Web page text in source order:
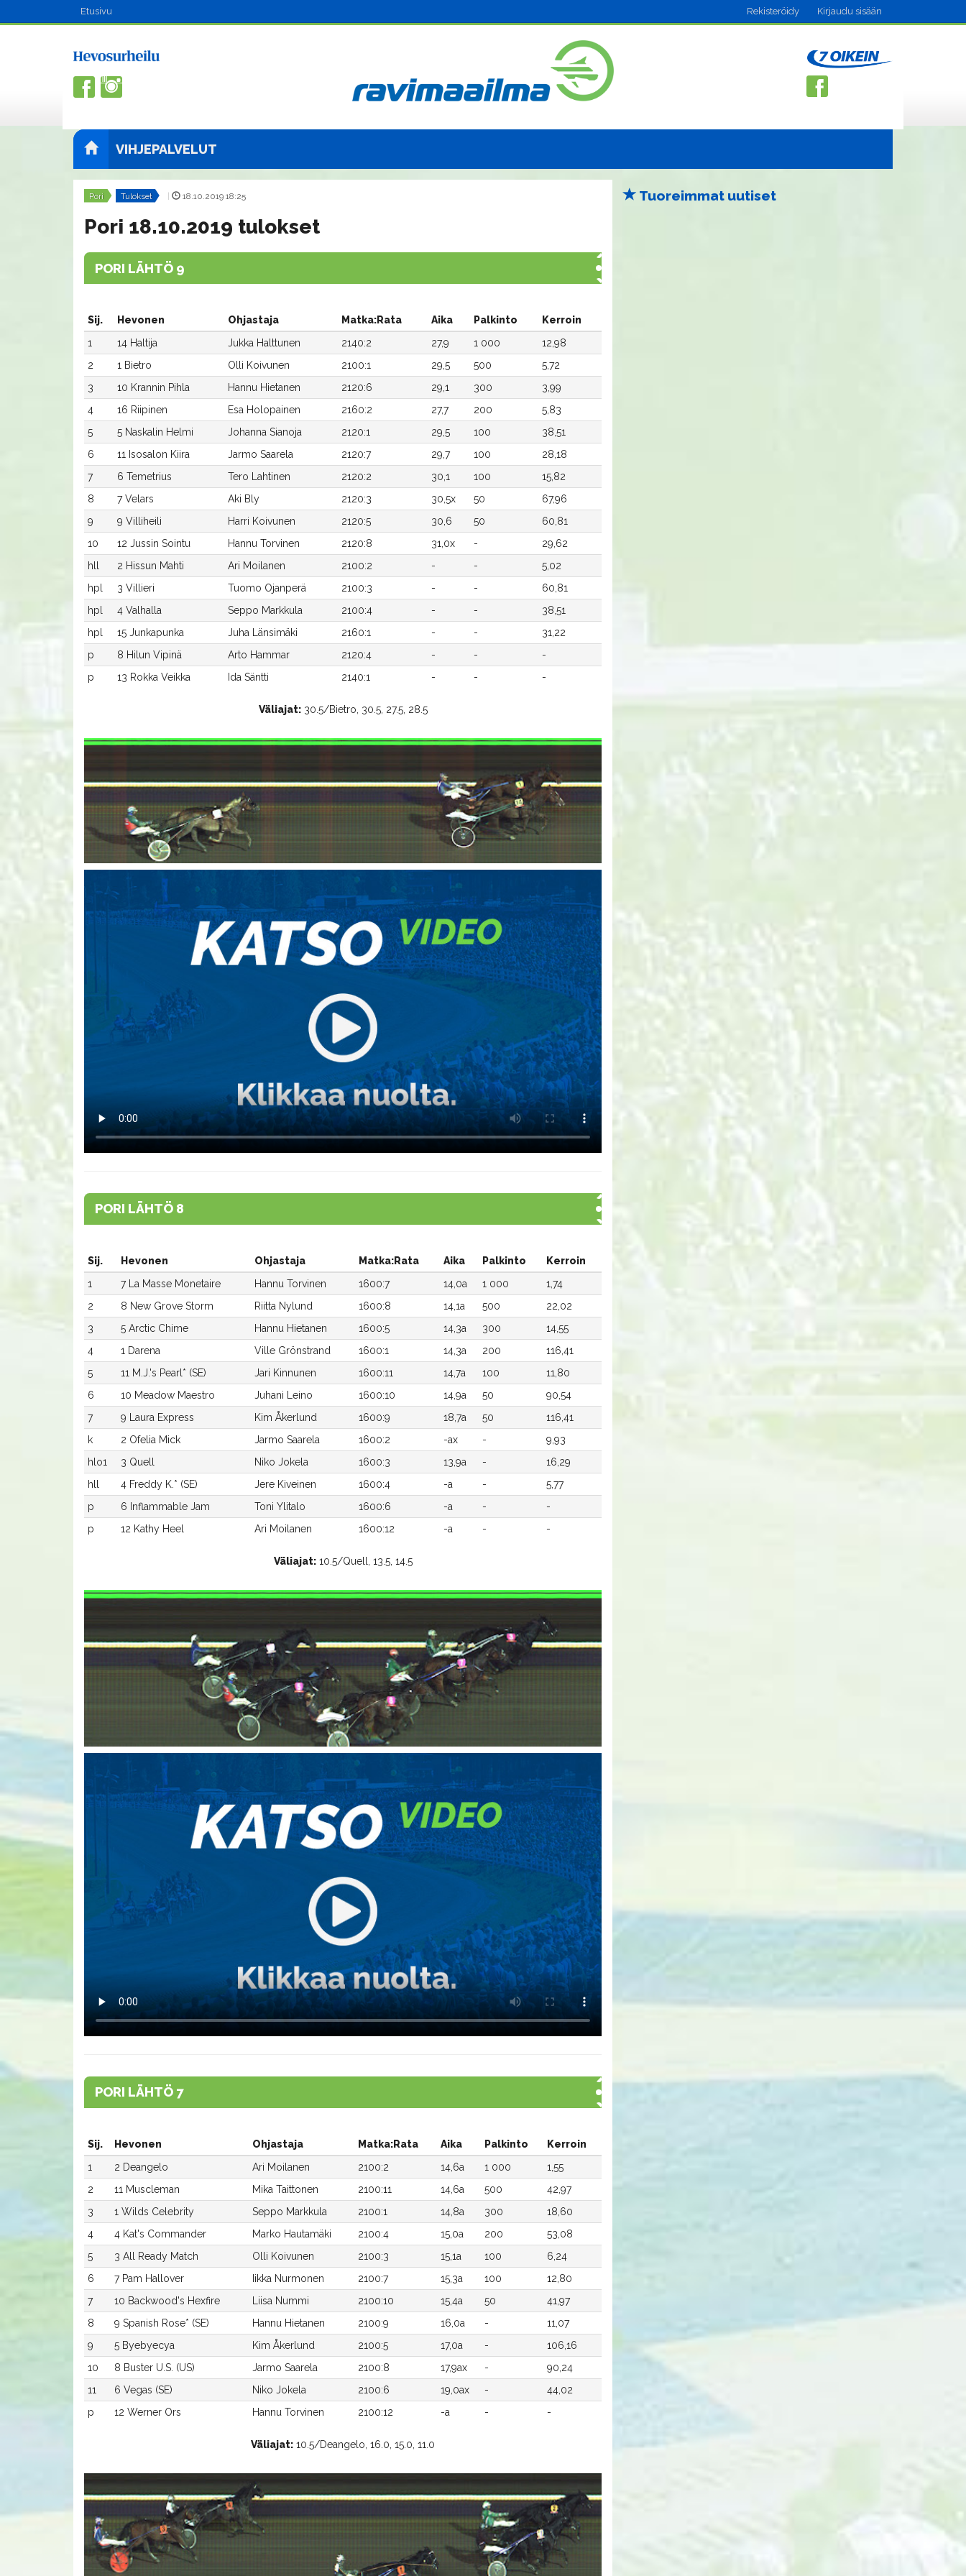
Etusivu Rekisteröidy Kirjaudu sisään
VIHJEPALVELUT
Pori Tulokset 18.10.2019 18:25
Pori 18.10.2019 tulokset
PORI LÄHTÖ 9
Sij. Hevonen Ohjastaja Matka:Rata Aika Palkinto
Kerroin
1
14 Haltija Jukka Halttunen 2140:2 27,9 1 000
12,98
2
1 Bietro Olli Koivunen 2100:1 29,5 500
5,72
3
10 Krannin Pihla Hannu Hietanen 2120:6 29,1 300
3,99
4
16 Riipinen Esa Holopainen 2160:2 27,7 200
5,83
5
5 Naskalin Helmi Johanna Sianoja 2120:1 29,5 100
38,51
6
11 Isosalon Kiira Jarmo Saarela 2120:7 29,7 100
28,18
7
6 Temetrius Tero Lahtinen 2120:2 30,1 100
15,82
8
7 Velars Aki Bly 2120:3 30,5x 50
67,96
9
9 Villiheili Harri Koivunen 2120:5 30,6 50
60,81
10
12 Jussin Sointu Hannu Torvinen 2120:8 31,0x -
29,62
hll
2 Hissun Mahti Ari Moilanen 2100:2 - -
5,02
hpl
3 Villieri Tuomo Ojanperä 2100:3 - -
60,81
hpl
4 Valhalla Seppo Markkula 2100:4 - -
38,51
hpl
15 Junkapunka Juha Länsimäki 2160:1 - -
31,22
p
8 Hilun Vipinä Arto Hammar 2120:4 - -
-
p
13 Rokka Veikka Ida Säntti 2140:1 - - -
Väliajat:30.5/Bietro, 30.5, 27.5, 28.5
PORI LÄHTÖ 8
Sij. Hevonen Ohjastaja Matka:Rata Aika Palkinto
Kerroin
1
7 La Masse Monetaire Hannu Torvinen 1600:7 14,0a 1 000
1,74
2
8 New Grove Storm Riitta Nylund 1600:8 14,1a 500
22,02
3
5 Arctic Chime Hannu Hietanen 1600:5 14,3a 300
14,55
4
1 Darena Ville Grönstrand 1600:1 14,3a 200
116,41
5
11 M.J.'s Pearl* (SE) Jari Kinnunen 1600:11 14,7a 100
11,80
6
10 Meadow Maestro Juhani Leino 1600:10 14,9a 50
90,54
7
9 Laura Express Kim Åkerlund 1600:9 18,7a 50
116,41
k
2 Ofelia Mick Jarmo Saarela 1600:2 -ax -
9,93
hlo1
3 Quell Niko Jokela 1600:3 13,9a -
16,29
hll
4 Freddy K.* (SE) Jere Kiveinen 1600:4 -a -
5,77
p
6 Inflammable Jam Toni Ylitalo 1600:6 -a -
-
p
12 Kathy Heel Ari Moilanen 1600:12 -a - -
Väliajat:10.5/Quell, 13.5, 14.5
PORI LÄHTÖ 7
Sij. Hevonen Ohjastaja Matka:Rata Aika Palkinto
Kerroin
1
2 Deangelo Ari Moilanen 2100:2 14,6a 1 000
1,55
2
11 Muscleman Mika Taittonen 2100:11 14,6a 500
42,97
3
1 Wilds Celebrity Seppo Markkula 2100:1 14,8a 300
18,60
4
4 Kat's Commander Marko Hautamäki 2100:4 15,0a 200
53,08
5
3 All Ready Match Olli Koivunen 2100:3 15,1a 100
6,24
6
7 Pam Hallover Iikka Nurmonen 2100:7 15,3a 100
12,80
7
10 Backwood's Hexfire Liisa Nummi 2100:10 15,4a 50
41,97
8
9 Spanish Rose* (SE) Hannu Hietanen 2100:9 16,0a -
11,07
9
5 Byebyecya Kim Åkerlund 2100:5 17,0a -
106,16
10
8 Buster U.S. (US) Jarmo Saarela 2100:8 17,9ax -
90,24
11
6 Vegas (SE) Niko Jokela 2100:6 19,0ax -
44,02
p
12 Werner Ors Hannu Torvinen 2100:12 -a - -
Väliajat: 10.5/Deangelo, 16.0, 15.0, 11.0
Tuoreimmat uutiset